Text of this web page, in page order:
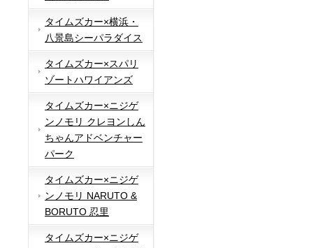
タイムズカー×横浜・
八景島シーパラダイス
タイムズカー×スパリ
ゾートハワイアンズ
タイムズカー×ニジゲ
ンノモリ クレヨンしん
ちゃんアドベンチャー
パーク
タイムズカー×ニジゲ
ンノモリ NARUTO &
BORUTO 忍里
タイムズカー×ニジゲ